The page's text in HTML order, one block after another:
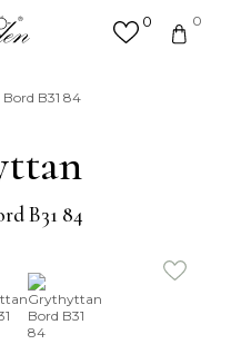
0 0
eller
B31 84
B31 84